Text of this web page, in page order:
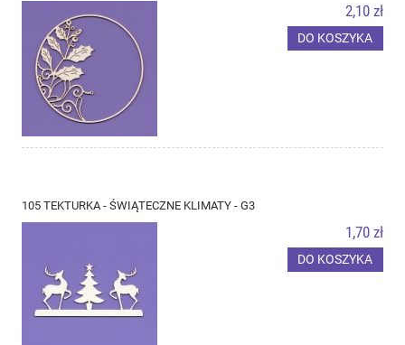
2,10 zł
DO KOSZYKA
105 TEKTURKA - ŚWIĄTECZNE KLIMATY - G3
1,70 zł
DO KOSZYKA